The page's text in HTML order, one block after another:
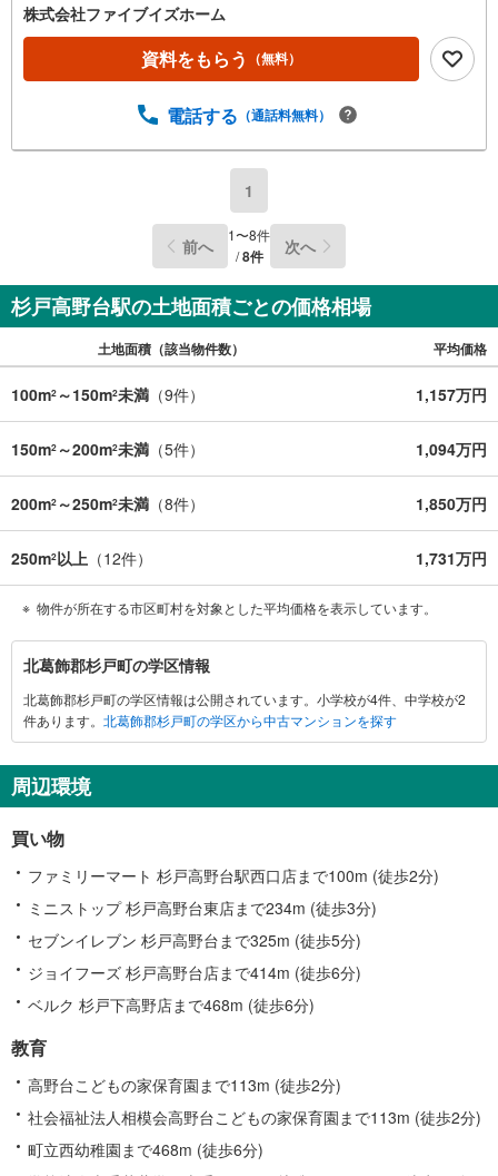
株式会社ファイブイズホーム
資料をもらう （無料）
電話する （通話料無料）
1
前へ 1〜8件
/8件 次へ
杉戸高野台駅の土地面積ごとの価格相場
土地面積（該当物件数） 平均価格
100m2 ～150m2未満 （9件） 1,157万円
150m2 ～200m2未満 （5件） 1,094万円
200m2 ～250m2未満 （8件） 1,850万円
250m2以上 （12件） 1,731万円
物件が所在する市区町村を対象とした平均価格を表示しています。
北
葛
飾
郡
戸
町
関
す
る
情
報
北葛飾郡杉戸町の学区情報
北葛飾郡杉戸町の学区情報は公開されています。小学校が4件、中学校が2
件あります。 北葛飾郡杉戸町の学区から中古マンションを探す
周辺環境
買い物
ファミリーマート 杉戸高野台駅西口店まで100m (徒歩2分)
ミニストップ 杉戸高野台東店まで234m (徒歩3分)
セブンイレブン 杉戸高野台まで325m (徒歩5分)
ジョイフーズ 杉戸高野台店まで414m (徒歩6分)
ベルク 杉戸下高野店まで468m (徒歩6分)
教育
高野台こどもの家保育園まで113m (徒歩2分)
社会福祉法人相模会高野台こどもの家保育園まで113m (徒歩2分)
町立西幼稚園まで468m (徒歩6分)